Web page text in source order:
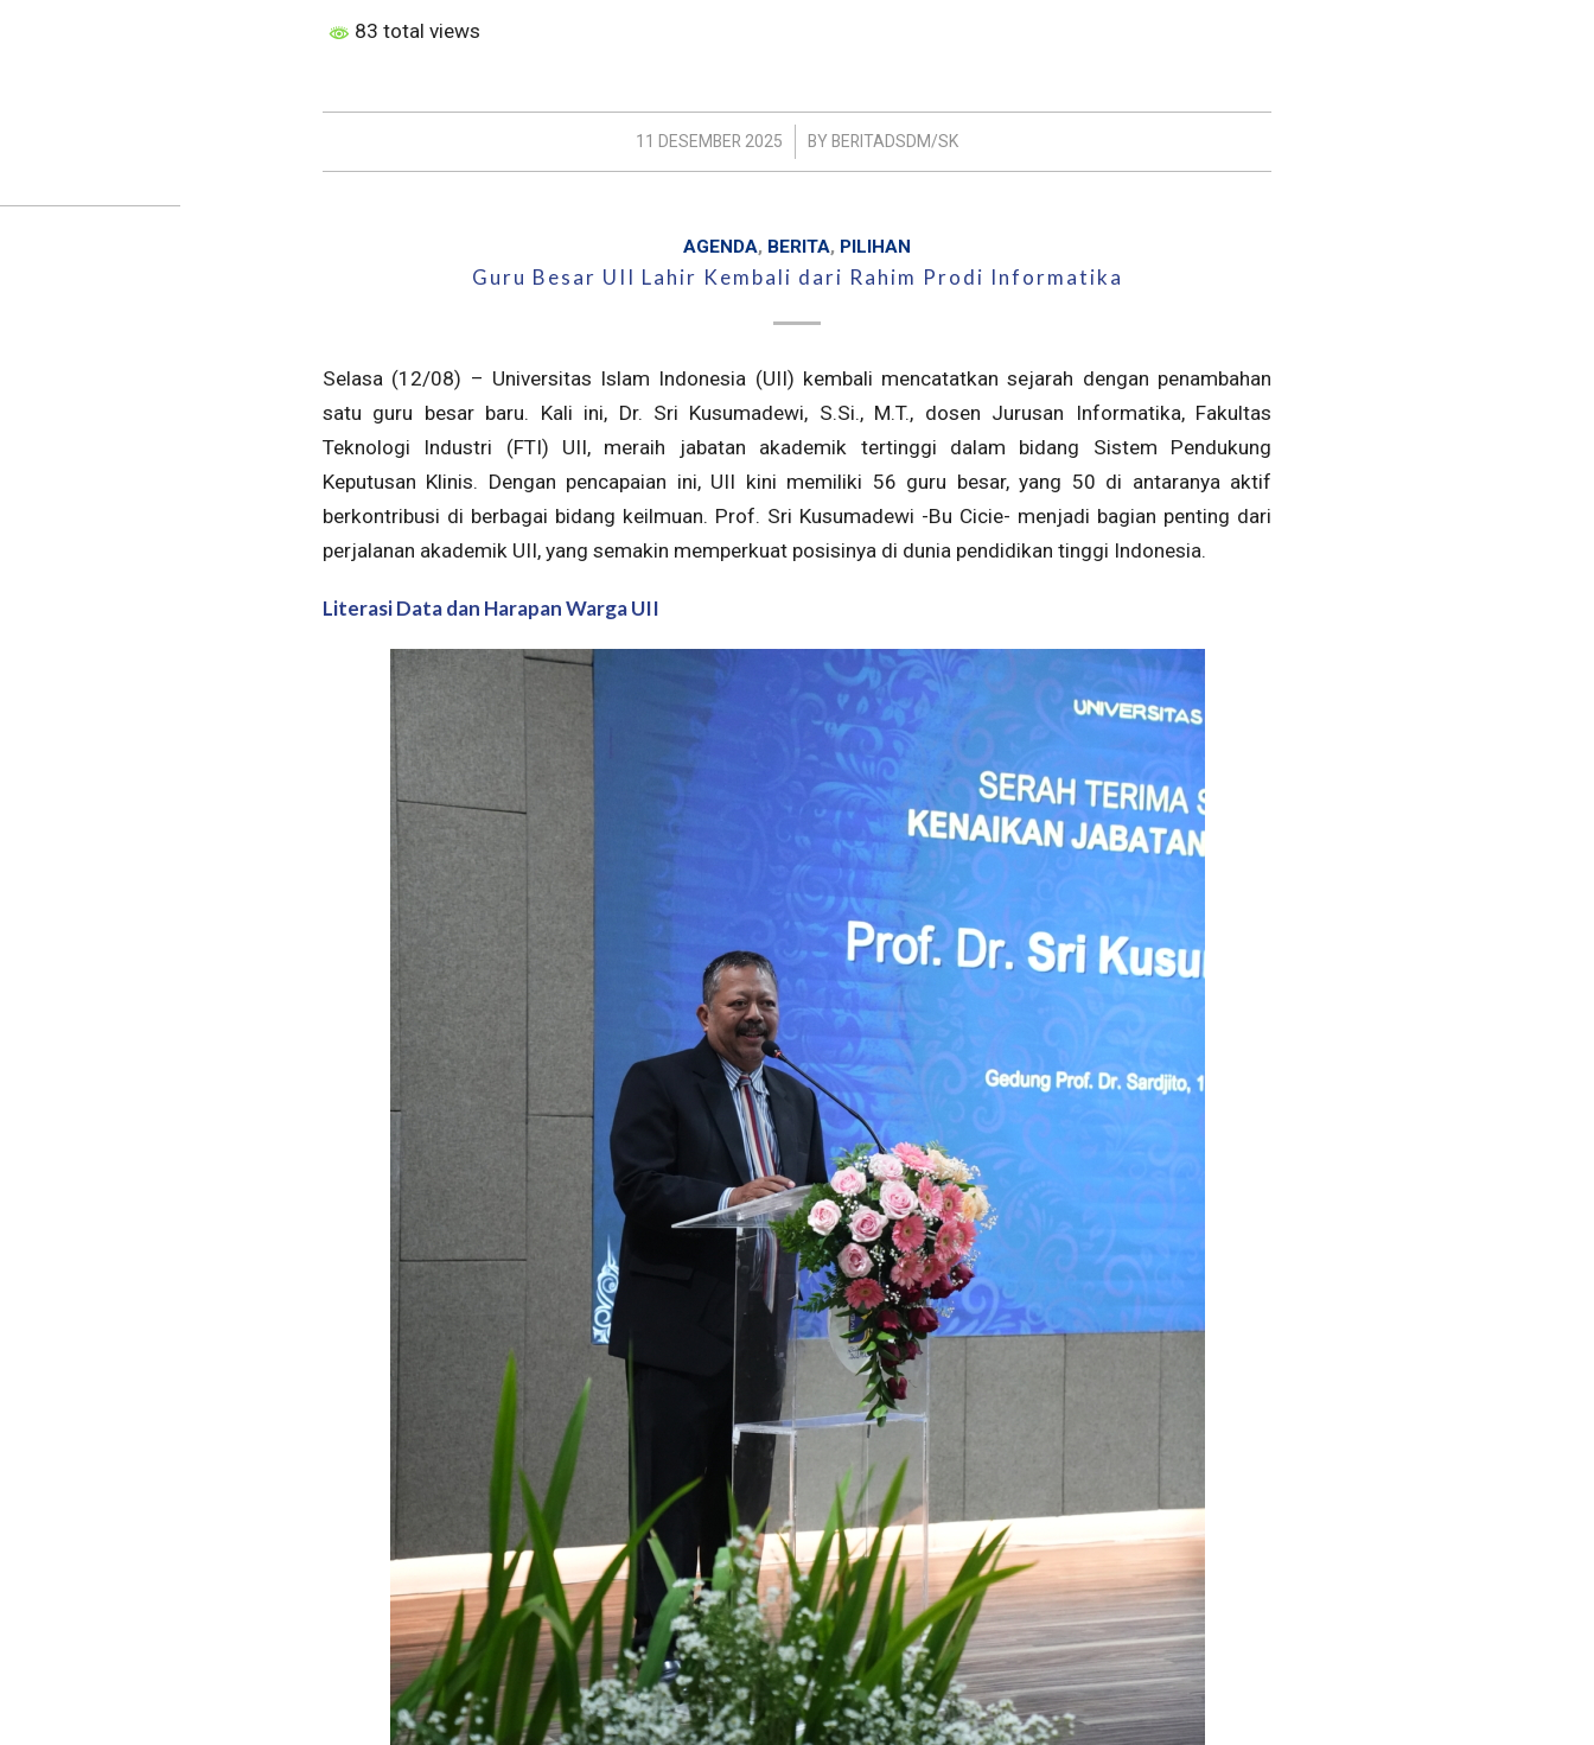
83 total views
11 DESEMBER 2025
/ BY BERITADSDM/SK
AGENDA, BERITA, PILIHAN
Guru Besar UII Lahir Kembali dari Rahim Prodi Informatika
Selasa (12/08) – Universitas Islam Indonesia (UII) kembali mencatatkan sejarah dengan penambahan
satu guru besar baru. Kali ini, Dr. Sri Kusumadewi, S.Si., M.T., dosen Jurusan Informatika, Fakultas
Teknologi Industri (FTI) UII, meraih jabatan akademik tertinggi dalam bidang Sistem Pendukung
Keputusan Klinis. Dengan pencapaian ini, UII kini memiliki 56 guru besar, yang 50 di antaranya aktif
berkontribusi di berbagai bidang keilmuan. Prof. Sri Kusumadewi -Bu Cicie- menjadi bagian penting dari
perjalanan akademik UII, yang semakin memperkuat posisinya di dunia pendidikan tinggi Indonesia.
Literasi Data dan Harapan Warga UII